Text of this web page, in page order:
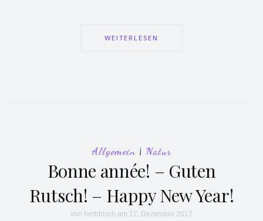
WEITERLESEN
Allgemein| Natur
Bonne année! – Guten
Rutsch! – Happy New Year!
von herbfrisch am 17. Dezember 2017